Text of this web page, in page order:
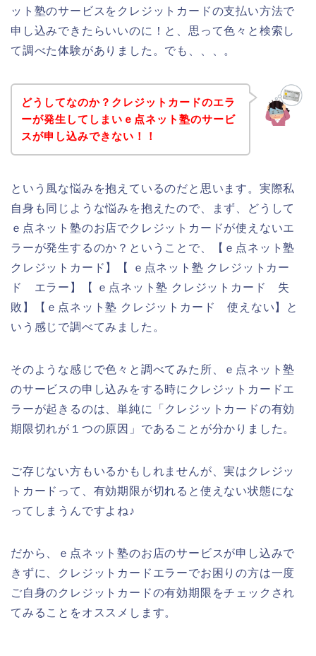
ット塾のサービスをクレジットカードの支払い方法で
申し込みできたらいいのに！と、思って色々と検索し
て調べた体験がありました。でも、、、。
どうしてなのか？クレジットカードのエラ
ーが発生してしまいｅ点ネット塾のサービ
スが申し込みできない！！
という風な悩みを抱えているのだと思います。実際私
自身も同じような悩みを抱えたので、まず、どうして
ｅ点ネット塾のお店でクレジットカードが使えないエ
ラーが発生するのか？ということで、【ｅ点ネット塾
クレジットカード】【 ｅ点ネット塾 クレジットカー
ド エラー】【 ｅ点ネット塾 クレジットカード 失
敗】【ｅ点ネット塾 クレジットカード 使えない】と
いう感じで調べてみました。
そのような感じで色々と調べてみた所、ｅ点ネット塾
のサービスの申し込みをする時にクレジットカードエ
ラーが起きるのは、単純に「クレジットカードの有効
期限切れが１つの原因」であることが分かりました。
ご存じない方もいるかもしれませんが、実はクレジッ
トカードって、有効期限が切れると使えない状態にな
ってしまうんですよね♪
だから、ｅ点ネット塾のお店のサービスが申し込みで
きずに、クレジットカードエラーでお困りの方は一度
ご自身のクレジットカードの有効期限をチェックされ
てみることをオススメします。